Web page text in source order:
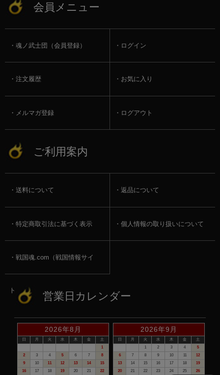
会員メニュー
魂ノ武士団（会員登録） ログイン
注文履歴 お気に入り
メルマガ登録 ログアウト
ご利用案内
送料について 返品について
特定商取引法に基づく表示 個人情報の取り扱いについて
戦国魂.com（戦国情報サイ
ト） 営業日カレンダー
2026年8月
日 月 火 水 木 金
土
1
2
3 4 5 6 7
8
9
10 11 12 13 14
15
16
17 18 19 20 21 22
2026年9月
日 月 火 水 木 金
土
1
2 3 4
5
6
7 8 9 10 11
12
13
14 15 16 17 18
19
20
21 22 23 24 25 26